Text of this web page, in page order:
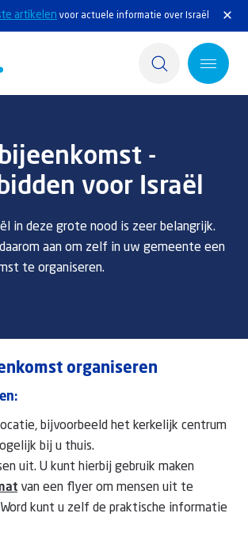
artikelen voor actuele informatie over Israël
-
voor Israël
in deze grote nood is zeer belangrijk.
aan om zelf in uw gemeente een
te organiseren.
organiseren
bijvoorbeeld het kerkelijk centrum
bij u thuis.
uit. U kunt hierbij gebruik maken
van een flyer om mensen uit te
kunt u zelf de praktische informatie